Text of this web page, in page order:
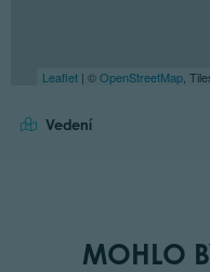
Leaflet | ©OpenStreetMap ,
Vedení
MOHLO